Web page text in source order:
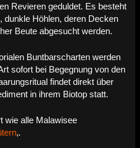
Revieren geduldet. Es besteht
dunkle Höhlen, deren Decken
Beute abgesucht werden.
Buntbarscharten werden
sofort bei Begegnung von den
findet direkt über
in ihrem Biotop statt.
wie alle Malawisee
‚.